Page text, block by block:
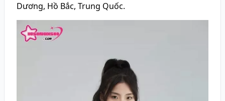
Dương, Hồ Bắc, Trung Quốc.